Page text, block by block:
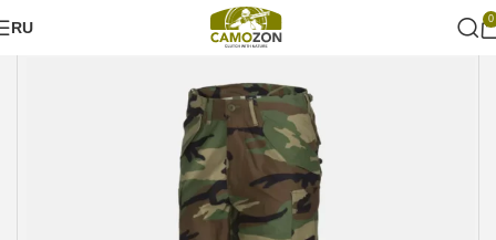
RU 0
Главная Брюки